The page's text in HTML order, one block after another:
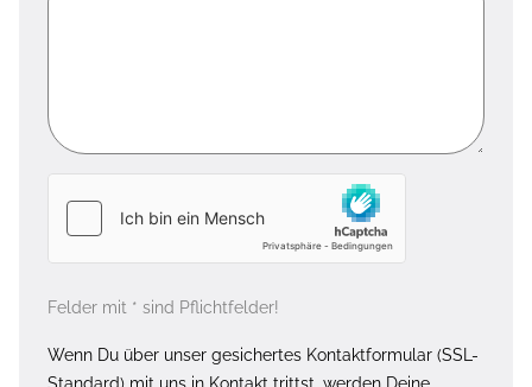
Felder mit * sind Pflichtfelder!
Wenn Du über unser gesichertes Kontaktformular (SSL-